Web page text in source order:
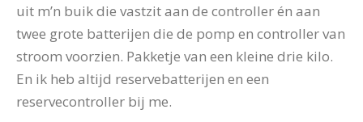
uit m’n buik die vastzit aan de controller én aan
twee grote batterijen die de pomp en controller van
stroom voorzien. Pakketje van een kleine drie kilo.
En ik heb altijd reservebatterijen en een
reservecontroller bij me.